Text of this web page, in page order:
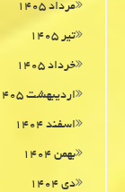
مرداد ۱۴۰۵
تیر ۱۴۰۵
خرداد ۱۴۰۵
اردیبهشت ۱۴۰۵
اسفند ۱۴۰۴
بهمن ۱۴۰۴
دی ۱۴۰۴